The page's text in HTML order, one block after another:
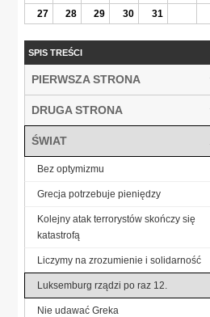
27
28 29 30 31
SPIS TREŚCI
PIERWSZA STRONA
DRUGA STRONA
ŚWIAT
Bez optymizmu
Grecja potrzebuje pieniędzy
Kolejny atak terrorystów skończy się
katastrofą
Liczymy na zrozumienie i solidarność
Luksemburg rządzi po raz 12.
Nie udawać Greka